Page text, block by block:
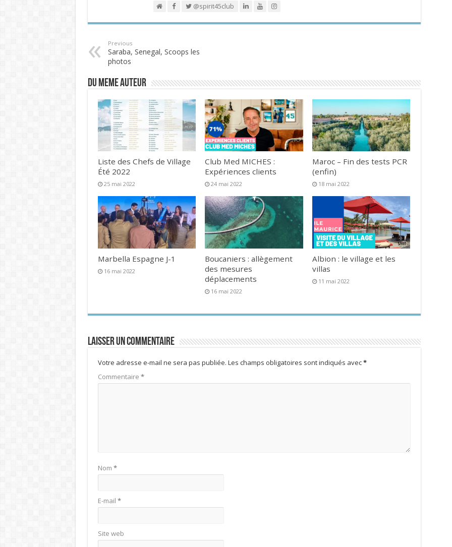
@spirit45club
Previous
Saraba, Senegal, Scoops les
photos
DU MEME AUTEUR
Liste des Chefs de Village
Été 2022
25 mai 2022
Club Med MICHES :
Expériences clients
24 mai 2022
Maroc – Fin des tests PCR
(enfin)
18 mai 2022
Marbella Espagne J-1
16 mai 2022
Boucaniers : allègement
des mesures
déplacements
16 mai 2022
Albion : le village et les
villas
11 mai 2022
Laisser un commentaire
Votre adresse e-mail ne sera pas publiée. Les champs obligatoires sont indiqués avec*
Commentaire *
Nom *
E-mail *
Site web